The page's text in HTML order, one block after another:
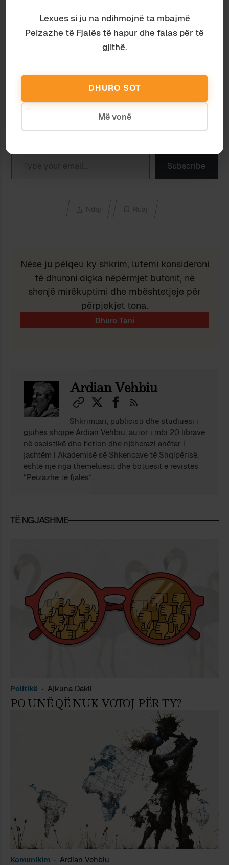
In "Politikë"
14 January 2009
In "Politikë"
In "Politikë"
Discover more from Peizazhe të fjalës
Type your email…
Subscribe
Ndaj Ruaj
Nëse ju pëlqeu ky shkrim, lutemi konsideroni
të dhuroni diçka nëpërmjet butonit, në
shenjë mirëkuptimi dhe mbështetjeje për
përpjekjet tona.
Ardian Vehbiu
Shkrimtari, publicisti dhe studiuesi i
gjuhës shqipe Ardian Vehbiu, autor i mbi 20 librave
në eseistikë dhe fiction dhe njëherazi anëtar i
jashtëm i Akademisë së Shkencave të Shqipërisë,
është një nga themeluesit dhe botuesit e revistës
“Peizazhe të fjalës”.
TË NGJASHME
Politikë Ajkuna Dakli
PO UNË QË NUK VOTOJ PËR TY?
Komunikim Ardian Vehbiu
Lexues si ju na ndihmojnë ta mbajmë
Peizazhe të Fjalës të hapur dhe falas për të
gjithë.
DHURO SOT
Më vonë